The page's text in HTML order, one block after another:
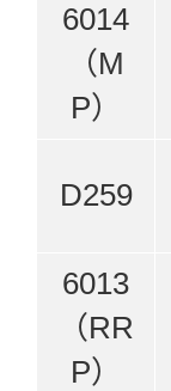
6014
（M
P）
D259
6013
（RR
P）